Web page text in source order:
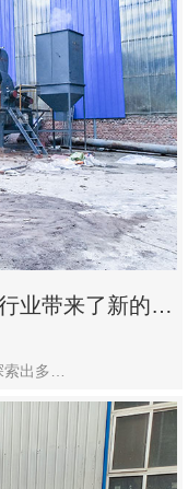
业带来了新的变
出多…